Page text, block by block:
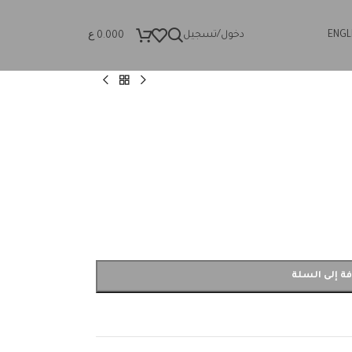
دخول/تسجيل 0.000 ع
إلى السلة